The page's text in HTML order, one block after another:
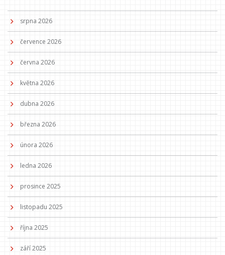
srpna 2026
července 2026
června 2026
května 2026
dubna 2026
března 2026
února 2026
ledna 2026
prosince 2025
listopadu 2025
října 2025
září 2025